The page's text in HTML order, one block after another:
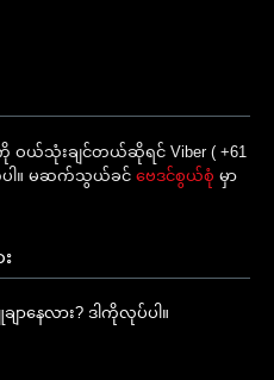
ဝယ်သုံးချင်တယ်ဆိုရင် Viber ( +61
ါ။ မဆက်သွယ်ခင် ဗေဒင်စွယ်စုံ မှာ
ာနေလား? ဒါကိုလုပ်ပါ။